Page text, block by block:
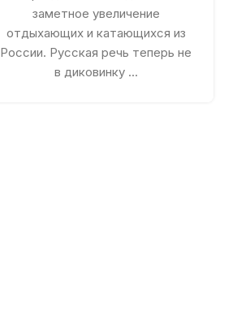
заметное увеличение
отдыхающих и катающихся из
России. Русская речь теперь не
в диковинку ...